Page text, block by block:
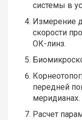
системы в
Измерение
скорости
ОК-линз.
передней
меридианах.
Расчет